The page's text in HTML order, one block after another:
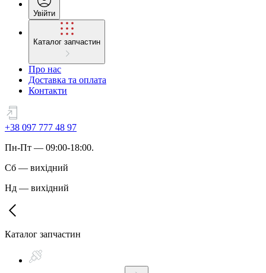
Увійти
Каталог запчастин
Про нас
Доставка та оплата
Контакти
+38 097 777 48 97
Пн-Пт — 09:00-18:00.
Сб — вихідний
Нд — вихідний
Каталог запчастин